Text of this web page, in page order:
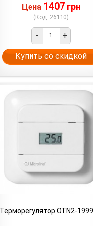
Цена 1407 грн
(Код: 26110)
- +
Купить со скидкой
Терморегулятор OTN2-1999